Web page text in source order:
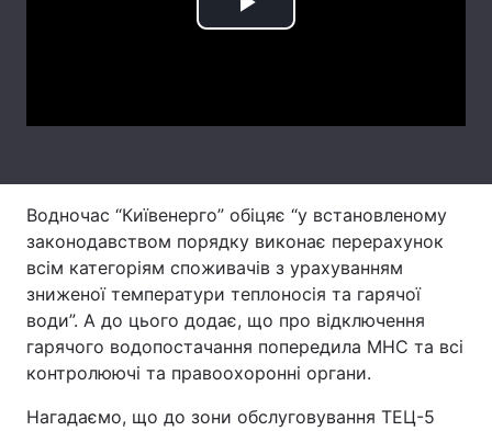
Play
Водночас “Київенерго” обіцяє “у встановленому
законодавством порядку виконає перерахунок
всім категоріям споживачів з урахуванням
зниженої температури теплоносія та гарячої
води”. А до цього додає, що про відключення
гарячого водопостачання попередила МНС та всі
контролюючі та правоохоронні органи.
Нагадаємо, що до зони обслуговування ТЕЦ-5